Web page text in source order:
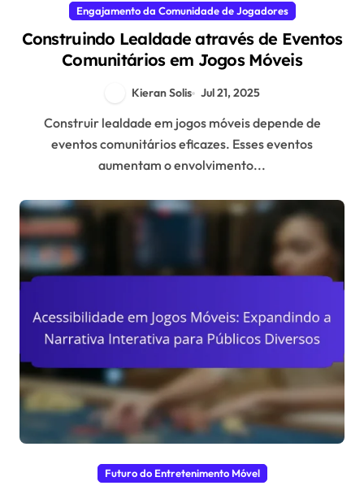
Engajamento da Comunidade de Jogadores
Construindo Lealdade através de Eventos
Comunitários em Jogos Móveis
Kieran Solis Jul 21, 2025
Construir lealdade em jogos móveis depende de
eventos comunitários eficazes. Esses eventos
aumentam o envolvimento...
Futuro do Entretenimento Móvel